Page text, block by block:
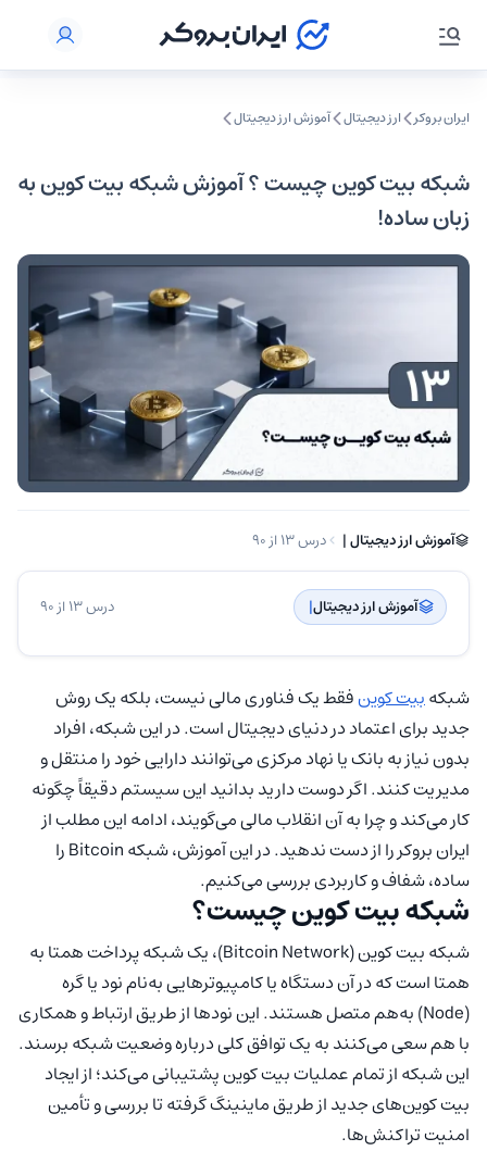
ایران بروکر ارز دیجیتال آموزش ارز دیجیتال
شبکه بیت کوین چیست ؟ آموزش شبکه بیت کوین به
زبان ساده!
آموزش ارز دیجیتال | ‌ درس 13 از 90
آموزش ارز دیجیتال| ‌ درس 13 از 90
شبکهبیت کوینفقط یک فناوری مالی نیست، بلکه یک روش
جدید برای اعتماد در دنیای دیجیتال است. در این شبکه، افراد
بدون نیاز به بانک یا نهاد مرکزی می‌توانند دارایی خود را منتقل و
مدیریت کنند. اگر دوست دارید بدانید این سیستم دقیقاً چگونه
کار می‌کند و چرا به آن انقلاب مالی می‌گویند، ادامه این مطلب از
ایران بروکر را از دست ندهید. در این آموزش، شبکه Bitcoin را
ساده، شفاف و کاربردی بررسی می‌کنیم.
شبکه بیت کوین چیست؟
شبکه بیت کوین (Bitcoin Network)، یک شبکه پرداخت همتا به
همتا است که در آن دستگاه‌ یا کامپیوترهایی به‌نام نود یا گره
(Node) به‌هم متصل هستند. این نودها از طریق ارتباط و همکاری
با هم سعی می‌کنند به یک توافق کلی درباره وضعیت شبکه برسند.
این شبکه از تمام عملیات بیت کوین پشتیبانی می‌کند؛ از ایجاد
بیت کوین‌های جدید از طریق ماینینگ گرفته تا بررسی و تأمین
امنیت تراکنش‌ها.